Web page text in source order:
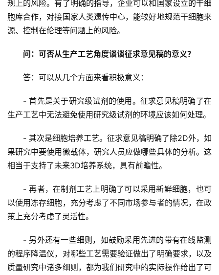
规上的风险。有了明确的指导，企业可以和国家设立的干细
胞库合作，对接国家人类遗传中心，能较好地规范干细胞来
源、控制在伦理等问题上的风险。
问：可否从生产工艺角度谈谈征求意见稿的意义？
答：可以从几个方面来看积极意义：
- 首先是关于研究级试剂的使用。征求意见稿明确了在
生产工艺中无法避免使用研究级试剂的环境应该如何处理。
- 其次是细胞培养工艺。征求意见稿明确了除2D外，如
果研究中要使用微载体，研究人员应做哪些具体的分析。这
相当于支持了未来3D培养系统，具有前瞻性。
- 再者，在制剂工艺上明确了可以采用新鲜细胞，也可
以使用冻存细胞，充分考虑了不同市场参与者的情况，在政
策上充分考虑了灵活性。
- 另外还有一些细则，如鼓励采用先进的带有在线监测
的程序降温仪，对哪些工艺需要验证做出了明确要求，以及
质量研究中诸多细则，都为我们研究中的实际操作给出了可